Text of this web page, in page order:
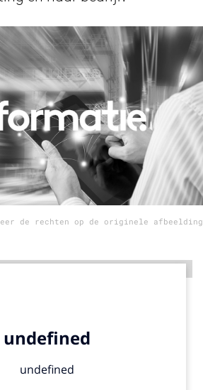
de rechten op de originele afbeelding